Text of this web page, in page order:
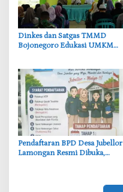
‎Dinkes dan Satgas TMMD
Bojonegoro Edukasi UMKM
Pendaftaran BPD Desa Jubellor
Lamongan Resmi Dibuka,